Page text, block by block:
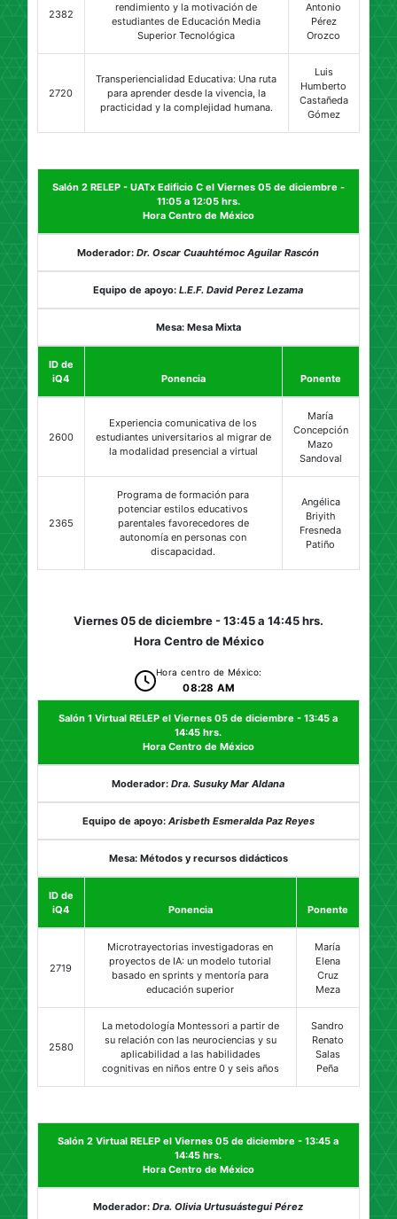
2382
rendimiento y la motivación de
estudiantes de Educación Media
Superior Tecnológica
Antonio
Pérez
Orozco
2720
Transperiencialidad Educativa: Una ruta
para aprender desde la vivencia, la
practicidad y la complejidad humana.
Luis
Humberto
Castañeda
Gómez
Salón 2 RELEP - UATx Edificio C el Viernes 05 de diciembre -
11:05 a 12:05 hrs.
Hora Centro de México
Moderador:Dr. Oscar Cuauhtémoc Aguilar Rascón
Equipo de apoyo:L.E.F. David Perez Lezama
Mesa: Mesa Mixta
ID de
iQ4
Ponencia Ponente
2600
Experiencia comunicativa de los
estudiantes universitarios al migrar de
la modalidad presencial a virtual
María
Concepción
Mazo
Sandoval
2365
Programa de formación para
potenciar estilos educativos
parentales favorecedores de
autonomía en personas con
discapacidad.
Angélica
Briyith
Fresneda
Patiño
Viernes 05 de diciembre - 13:45 a 14:45 hrs.
Hora Centro de México
Hora centro de México:
08:28 AM
Salón 1 Virtual RELEP el Viernes 05 de diciembre - 13:45 a
14:45 hrs.
Hora Centro de México
Moderador:Dra. Susuky Mar Aldana
Equipo de apoyo: Arisbeth Esmeralda Paz Reyes
Mesa: Métodos y recursos didácticos
ID de
iQ4
Ponencia Ponente
2719
Microtrayectorias investigadoras en
proyectos de IA: un modelo tutorial
basado en sprints y mentoría para
educación superior
María
Elena
Cruz
Meza
2580
La metodología Montessori a partir de
su relación con las neurociencias y su
aplicabilidad a las habilidades
cognitivas en niños entre 0 y seis años
Sandro
Renato
Salas
Peña
Salón 2 Virtual RELEP el Viernes 05 de diciembre - 13:45 a
14:45 hrs.
Hora Centro de México
Moderador:Dra. Olivia Urtusuástegui Pérez